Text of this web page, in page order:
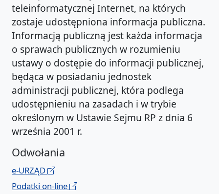
teleinformatycznej Internet, na których
zostaje udostępniona informacja publiczna.
Informacją publiczną jest każda informacja
o sprawach publicznych w rozumieniu
ustawy o dostępie do informacji publicznej,
będąca w posiadaniu jednostek
administracji publicznej, która podlega
udostępnieniu na zasadach i w trybie
określonym w Ustawie Sejmu RP z dnia 6
września 2001 r.
Odwołania
e-URZĄD
Podatki on-line